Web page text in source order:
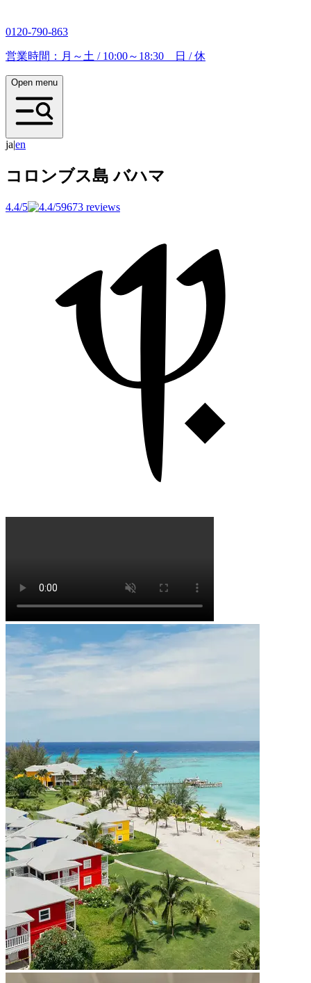
0120-790-863
営業時間：月～土 / 10:00～18:30 日 / 休
Open menu
ja|en
コロンブス島 バハマ
4.4/5 9673 reviews